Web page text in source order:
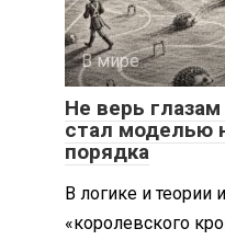
В мире
Не верь
стал моделью
порядка
В логике и теории
«королевского